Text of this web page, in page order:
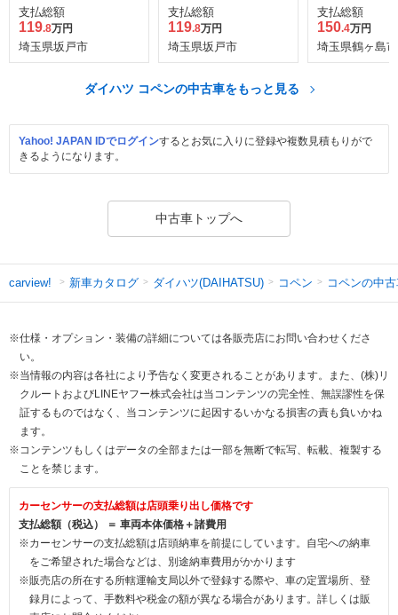
支払総額
119.8万円
埼玉県坂戸市
支払総額
119.8万円
埼玉県坂戸市
支払総額
150.4万円
埼玉県鶴ヶ島市
ダイハツ コペンの中古車をもっと見る
Yahoo! JAPAN IDでログインするとお気に入りに登録や複数見積もりがで
きるようになります。
中古車トップへ
carview! 新車カタログ ダイハツ(DAIHATSU) コペン コペンの中
※仕様・オプション・装備の詳細については各販売店にお問い合わせくださ
い。
※当情報の内容は各社により予告なく変更されることがあります。また、(株)リ
クルートおよびLINEヤフー株式会社は当コンテンツの完全性、無誤謬性を保
証するものではなく、当コンテンツに起因するいかなる損害の責も負いかね
ます。
※コンテンツもしくはデータの全部または一部を無断で転写、転載、複製する
ことを禁じます。
カーセンサーの支払総額は店頭乗り出し価格です
支払総額（税込） ＝ 車両本体価格＋諸費用
※カーセンサーの支払総額は店頭納車を前提にしています。自宅への納車
をご希望された場合などは、別途納車費用がかかります
※販売店の所在する所轄運輸支局以外で登録する際や、車の定置場所、登
録月によって、手数料や税金の額が異なる場合があります。詳しくは販